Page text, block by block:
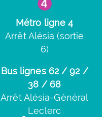
Métro ligne 4
Arrêt Alésia (sortie
6)
Bus lignes 62 / 92 /
38 / 68
Arrêt Alésia-Général
Leclerc